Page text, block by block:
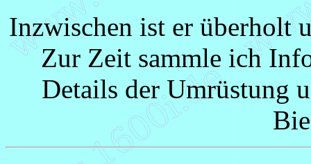
Inzwischen ist er überholt
Zur Zeit sammle ich
Details der Umrüstung